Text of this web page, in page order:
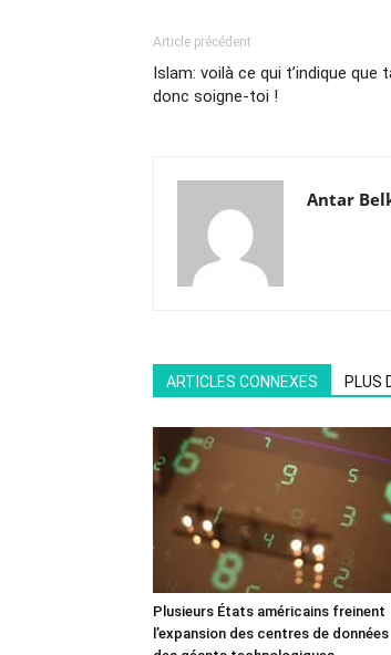
Article précédent
Islam: voilà ce qui t’indique que
donc soigne-toi !
Antar
ARTICLES CONNEXES PLUS
Plusieurs États américains freinent
l’expansion des centres de données